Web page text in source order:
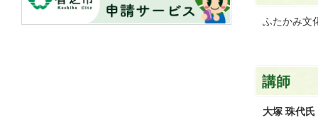
ふたかみ文
講師
大塚 珠代